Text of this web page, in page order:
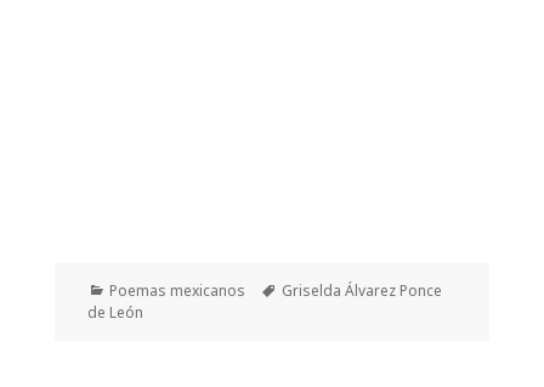
Categorías
Poemas mexicanos Etiquetas
Griselda Álvarez Ponce
de León